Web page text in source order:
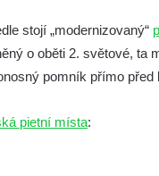
Valhy na starém hřbitově v
Újezdě
B. Hájka na starém
stojí „modernizovaný“
o oběti 2. světové, ta
pomník přímo před
pietní místa: